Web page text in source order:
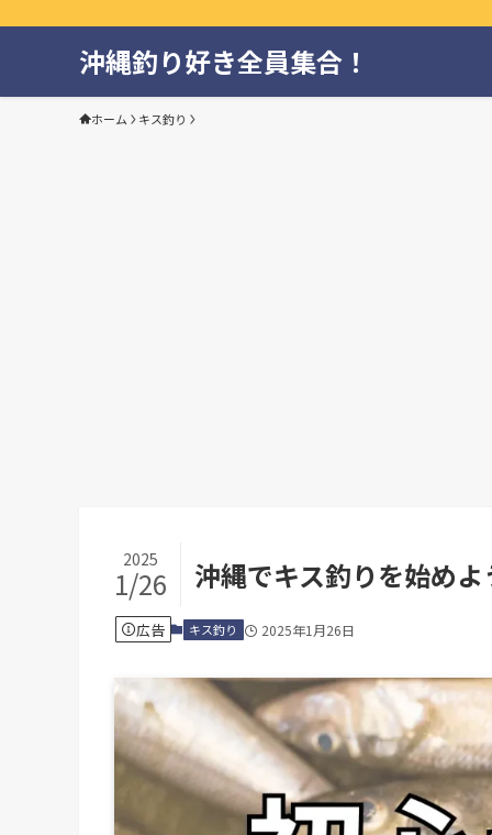
沖縄釣り好き全員集合！
ホーム キス釣り
沖縄でキス釣りを始め
2025
1/26
広告 キス釣り 2025年1月26日